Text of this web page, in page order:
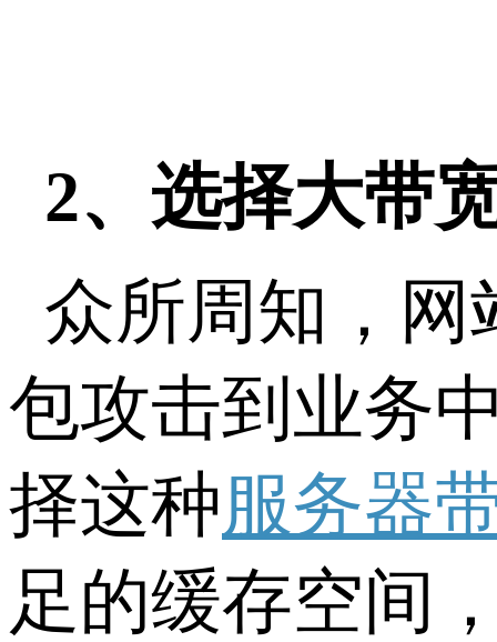
2、选择大带
众所周知，网
包攻击到业务
择这种服务器
足的缓存空间